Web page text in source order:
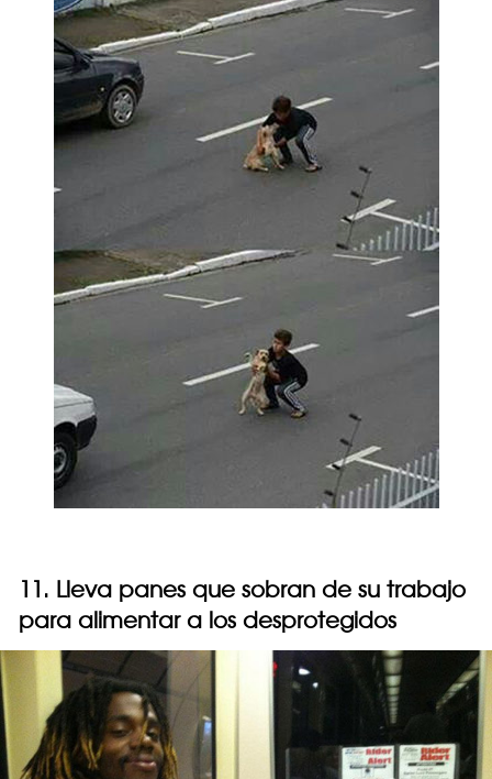
11. Lleva panes que sobran de su trabajo
para alimentar a los desprotegidos